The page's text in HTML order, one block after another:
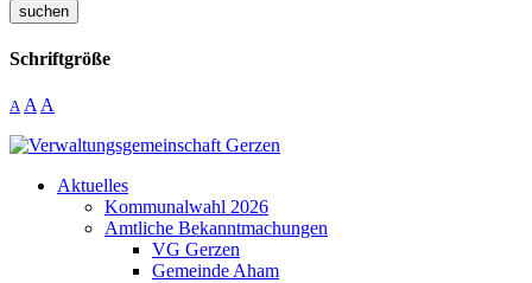
suchen
Schriftgröße
A A A
Aktuelles
Kommunalwahl 2026
Amtliche Bekanntmachungen
VG Gerzen
Gemeinde Aham